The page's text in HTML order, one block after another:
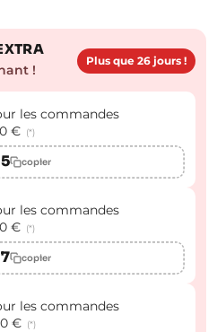
!
Plus que 26 jours !
les commandes
€ (*)
copier
les commandes
€ (*)
copier
les commandes
€ (*)